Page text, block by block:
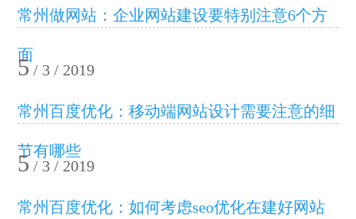
常州做网站：企业网站建设要特别注意6个方
面
5 / 3 / 2019
常州百度优化：移动端网站设计需要注意的细
节有哪些
5 / 3 / 2019
常州百度优化：如何考虑seo优化在建好网站